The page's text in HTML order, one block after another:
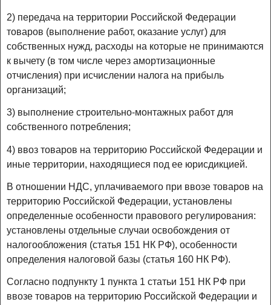
2) передача на территории Российской Федерации
товаров (выполнение работ, оказание услуг) для
собственных нужд, расходы на которые не принимаются
к вычету (в том числе через амортизационные
отчисления) при исчислении налога на прибыль
организаций;
3) выполнение строительно-монтажных работ для
собственного потребления;
4) ввоз товаров на территорию Российской Федерации и
иные территории, находящиеся под ее юрисдикцией.
В отношении НДС, уплачиваемого при ввозе товаров на
территорию Российской Федерации, установлены
определенные особенности правового регулирования:
установлены отдельные случаи освобождения от
налогообложения (статья 151 НК РФ), особенности
определения налоговой базы (статья 160 НК РФ).
Согласно подпункту 1 пункта 1 статьи 151 НК РФ при
ввозе товаров на территорию Российской Федерации и